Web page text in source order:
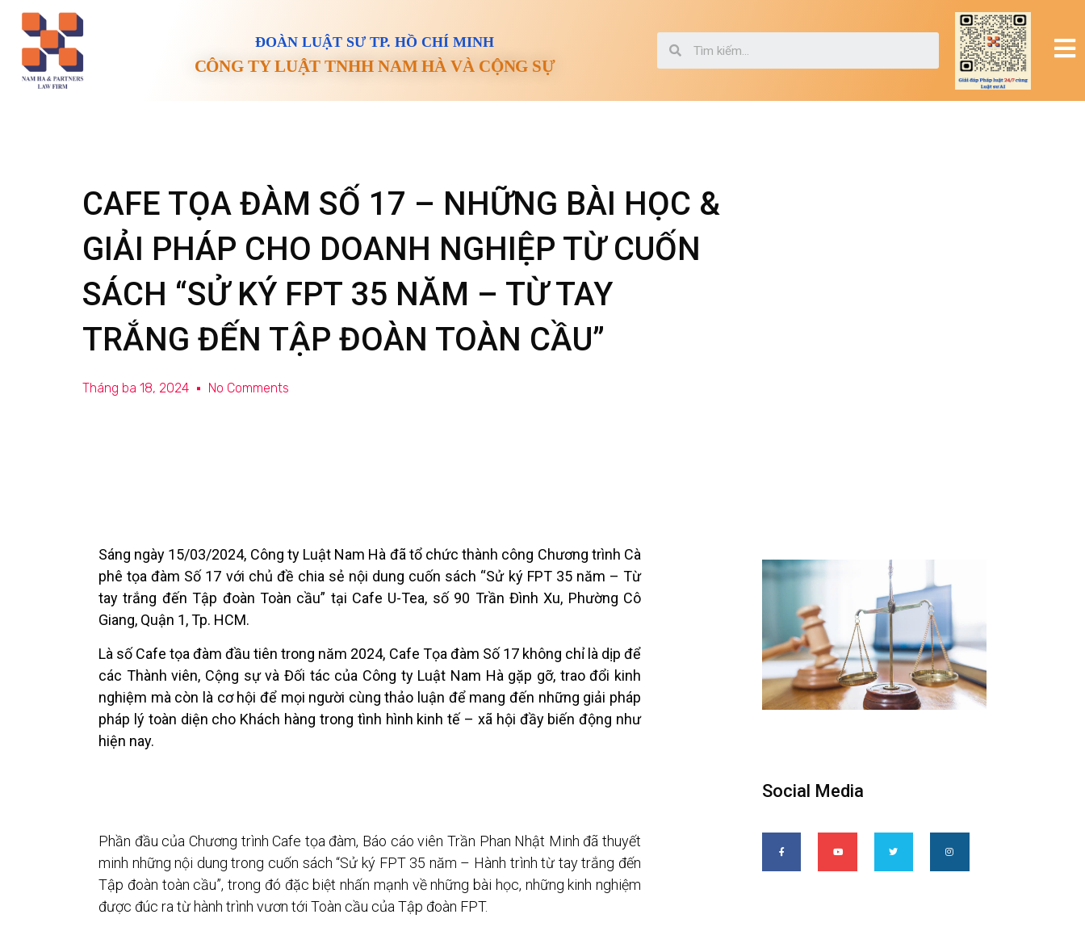
ĐOÀN LUẬT SƯ TP. HỒ CHÍ MINH
CÔNG TY LUẬT TNHH NAM HÀ VÀ CỘNG SỰ
CAFE TỌA ĐÀM SỐ 17 – NHỮNG BÀI HỌC &
GIẢI PHÁP CHO DOANH NGHIỆP TỪ CUỐN
SÁCH “SỬ KÝ FPT 35 NĂM – TỪ TAY
TRẮNG ĐẾN TẬP ĐOÀN TOÀN CẦU”
Tháng ba 18, 2024 No Comments
Sáng ngày 15/03/2024, Công ty Luật Nam Hà đã tổ chức thành công Chương trình Cà
phê tọa đàm Số 17 với chủ đề chia sẻ nội dung cuốn sách “Sử ký FPT 35 năm – Từ
tay trắng đến Tập đoàn Toàn cầu” tại Cafe U-Tea, số 90 Trần Đình Xu, Phường Cô
Giang, Quận 1, Tp. HCM.
Là số Cafe tọa đàm đầu tiên trong năm 2024, Cafe Tọa đàm Số 17 không chỉ là dịp để
các Thành viên, Cộng sự và Đối tác của Công ty Luật Nam Hà gặp gỡ, trao đổi kinh
nghiệm mà còn là cơ hội để mọi người cùng thảo luận để mang đến những giải pháp
pháp lý toàn diện cho Khách hàng trong tình hình kinh tế – xã hội đầy biến động như
hiện nay.
Phần đầu của Chương trình Cafe tọa đàm, Báo cáo viên Trần Phan Nhật Minh đã thuyết
minh những nội dung trong cuốn sách “Sử ký FPT 35 năm – Hành trình từ tay trắng đến
Tập đoàn toàn cầu”, trong đó đặc biệt nhấn mạnh về những bài học, những kinh nghiệm
được đúc ra từ hành trình vươn tới Toàn cầu của Tập đoàn FPT.
Social Media